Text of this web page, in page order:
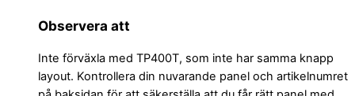
Observera att
Inte förväxla med TP400T, som inte har samma knapp
layout. Kontrollera din nuvarande panel och artikelnumret